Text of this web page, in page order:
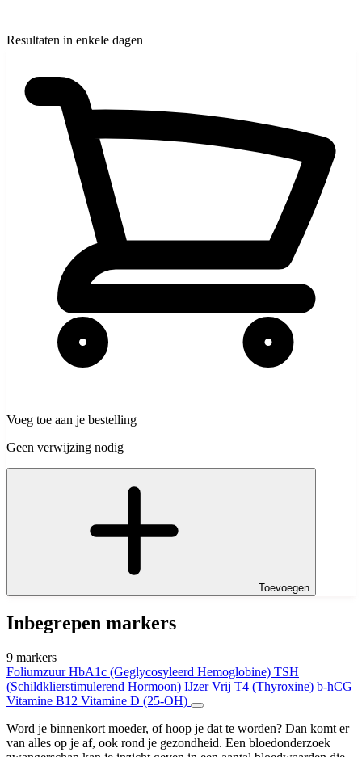
Resultaten in enkele dagen
Voeg toe aan je bestelling
Geen verwijzing nodig
Toevoegen
Inbegrepen markers
9 markers
FoliumzuurHbA1c (Geglycosyleerd Hemoglobine) TSH
(Schildklierstimulerend Hormoon) IJzerVrij T4 (Thyroxine) b-hCG
Vitamine B12 Vitamine D (25-OH)
Word je binnenkort moeder, of hoop je dat te worden? Dan komt er
van alles op je af, ook rond je gezondheid. Een bloedonderzoek